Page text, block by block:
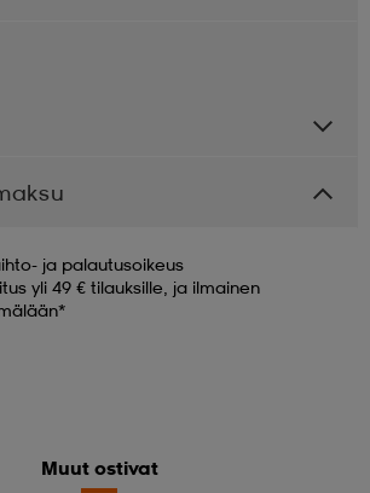
ja palautusoikeus
yli 49 € tilauksille, ja ilmainen
Muut ostivat